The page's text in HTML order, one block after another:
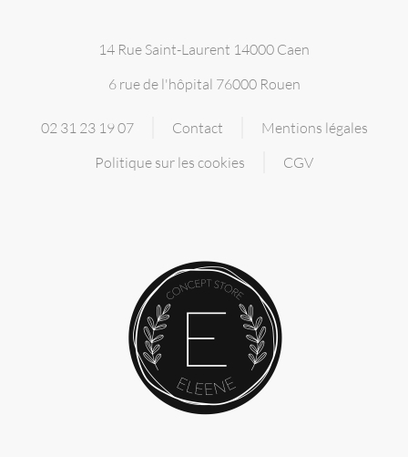
14 Rue Saint-Laurent 14000 Caen
6 rue de l'hôpital 76000 Rouen
02 31 23 19 07 Contact
Mentions légales
Politique sur les cookies
CGV